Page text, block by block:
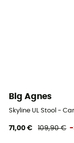
Big Agnes
Skyline UL Stool -
71,00 € 109,90 € -